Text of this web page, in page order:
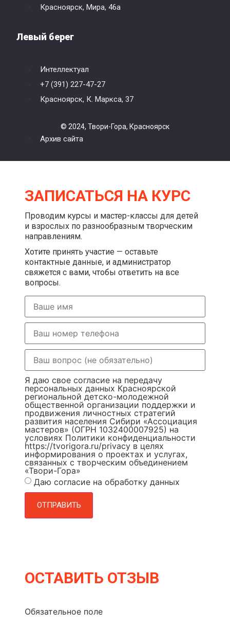
Красноярск, Мира, 46a
Левый берег
Интеллектуал
+7 (391) 227-47-27
Красноярск, К. Маркса, 37
© 2024, Твори-Гора, Красноярск
Архив сайта
ЗАПИСАТЬСЯ НА КУРС
Проводим курсы и мастер-классы для детей
и взрослых по разнообразным творческим
направлениям.
Хотите принять участие — оставьте
контактные данные, и администратор
свяжется с вами, чтобы ответить на все
вопросы.
Я даю свое согласие на передачу
персональных данных Красноярской
региональной детско-молодежной
общественной организации поддержки и
продвижения личностных стратегий
развития населения Сибири «Ассоциация
мастеров» (ОГРН 1032400007925) на
условиях Политики конфиденциальности
https://tvorigora.ru/privacy в целях
информирования о проектах и услугах,
связанных с творческим объединением
«Твори-Гора»
Даю согласие на обработку данных
ОТПРАВИТЬ
ОСТАВИТЬ ОТЗЫВ
Обязательное поле